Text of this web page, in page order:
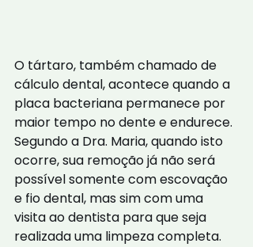
O tártaro, também chamado de
cálculo dental, acontece quando a
placa bacteriana permanece por
maior tempo no dente e endurece.
Segundo a Dra. Maria, quando isto
ocorre, sua remoção já não será
possível somente com escovação
e fio dental, mas sim com uma
visita ao dentista para que seja
realizada uma limpeza completa.